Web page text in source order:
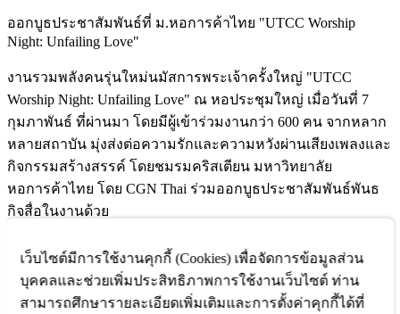
เว็บไซต์มีการใช้งานคุกกี้ (Cookies) เพื่อจัดการข้อมูลส่วน
บุคคลและช่วยเพิ่มประสิทธิภาพการใช้งานเว็บไซต์ ท่าน
สามารถศึกษารายละเอียดเพิ่มเติมและการตั้งค่าคุกกี้ได้ที่
ออกบูธประชาสัมพันธ์ที่ ม.หอการค้าไทย "UTCC Worship
Night: Unfailing Love"
งานรวมพลังคนรุ่นใหม่นมัสการพระเจ้าครั้งใหญ่ "UTCC
Worship Night: Unfailing Love" ณ หอประชุมใหญ่ เมื่อวันที่ 7
กุมภาพันธ์ ที่ผ่านมา โดยมีผู้เข้าร่วมงานกว่า 600 คน จากหลาก
หลายสถาบัน มุ่งส่งต่อความรักและความหวังผ่านเสียงเพลงและ
กิจกรรมสร้างสรรค์ โดยชมรมคริสเตียน มหาวิทยาลัย
หอการค้าไทย โดย CGN Thai ร่วมออกบูธประชาสัมพันธ์พันธ
กิจสื่อในงานด้วย
ข่าวสารที่เกี่ยวข้อง
CGN Thai เดินหน้าพันธกิจสื่อในลาว
17 องค์กรสื่อคริสเตียนรวมพลัง แบ่งปันวิสัยทัศน์ สู่นิมิต